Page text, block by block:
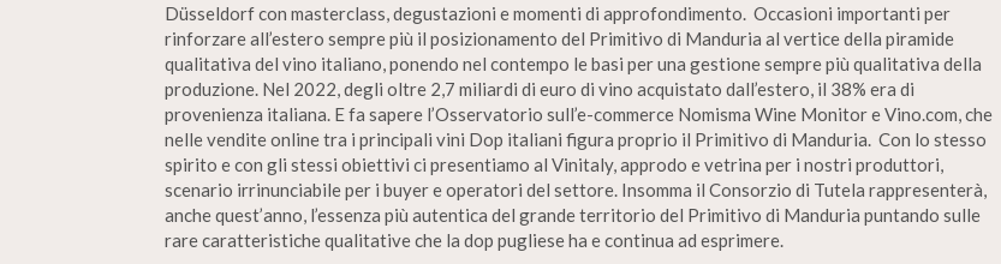
Düsseldorfcon masterclass, degustazioni e momenti di approfondimento. Occasioni importanti per
rinforzare all’estero sempre più il posizionamento del Primitivo di Manduria al vertice della piramide
qualitativa del vino italiano, ponendo nel contempo le basi per una gestione sempre più qualitativa della
produzione. Nel 2022, degli oltre 2,7 miliardi di euro di vino acquistato dall’estero, il 38% era di
provenienza italiana. E fa sapere l’Osservatorio sull’e-commerce Nomisma Wine Monitor e Vino.com, che
nelle vendite online tra i principali vini Dop italiani figura proprio il Primitivo di Manduria. Con lo stesso
spirito e con gli stessi obiettivi ci presentiamo al Vinitaly, approdo e vetrina per i nostri produttori,
scenario irrinunciabile per i buyer e operatori del settore. Insomma il Consorzio di Tutela rappresenterà,
anche quest’anno, l’essenza più autentica del grande territorio del Primitivo di Manduria puntando sulle
rare caratteristiche qualitative che la dop pugliese ha e continua ad esprimere.